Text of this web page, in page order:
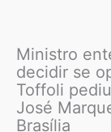
Ministro
decidir se
Toffoli
José
Brasília